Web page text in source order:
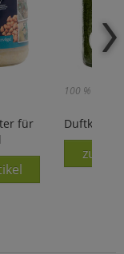
für
100 % Natur!
Duftkerze
zum